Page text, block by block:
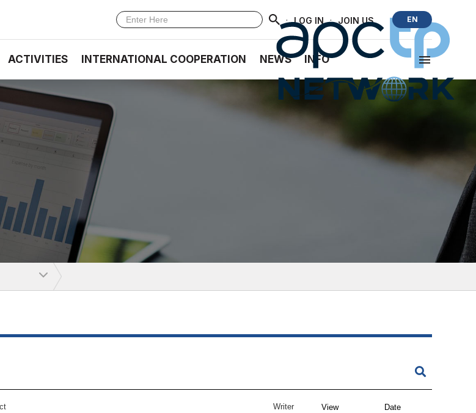
· LOG IN · JOIN US EN
ACTIVITIES INTERNATIONAL COOPERATION NEWS INFO
Writer View Date